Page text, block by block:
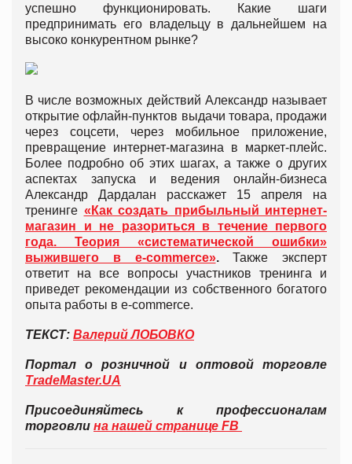
успешно функционировать. Какие шаги
предпринимать его владельцу в дальнейшем на
высоко конкурентном рынке?
В числе возможных действий Александр называет
открытие офлайн-пунктов выдачи товара, продажи
через соцсети, через мобильное приложение,
превращение интернет-магазина в маркет-плейс.
Более подробно об этих шагах, а также о других
аспектах запуска и ведения онлайн-бизнеса
Александр Дардалан расскажет 15 апреля на
тренинге «Как создать прибыльный интернет-
магазин и не разориться в течение первого
года. Теория «систематической ошибки»
выжившего в e-commerce».Также эксперт
ответит на все вопросы участников тренинга и
приведет рекомендации из собственного богатого
опыта работы в e-commerce.
ТЕКСТ: Валерий ЛОБОВКО
Портал о розничной и оптовой торговле
TradeMaster.UA
Присоединяйтесь к профессионалам
торговли на нашей странице FB